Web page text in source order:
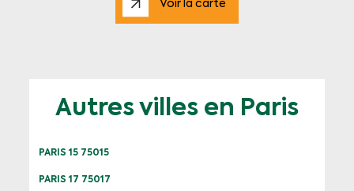
Voir la carte
Autres villes en Paris
PARIS 15 75015
PARIS 17 75017